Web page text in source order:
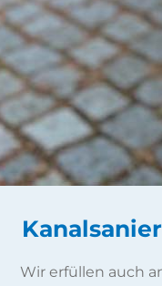
Wir erfüllen auch